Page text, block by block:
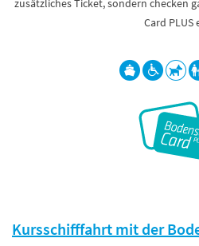
zusätzliches Ticket, sondern checken
Card PLUS
Kursschifffahrt mit der